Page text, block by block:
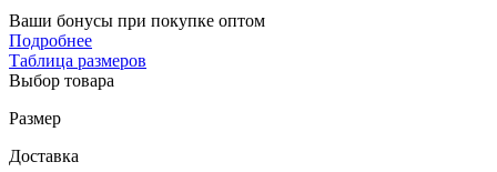
Ваши бонусы при покупке оптом
Подробнее
Таблица размеров
Выбор товара
Размер
Доставка